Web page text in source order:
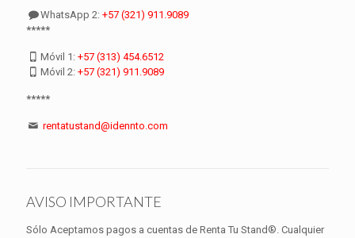
WhatsApp 2:+57 (321) 911.9089
*****
Móvil 1:+57 (313) 454.6512
Móvil 2:+57 (321) 911.9089
*****
rentatustand@idennto.com
AVISO IMPORTANTE
Sólo Aceptamos pagos a cuentas de Renta Tu Stand®. Cualquier